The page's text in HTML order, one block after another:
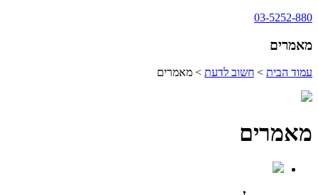
03-5252-880
מאמרים
עמוד הבית > חשוב לדעת > מאמרים
מאמרים